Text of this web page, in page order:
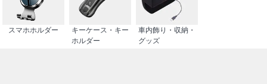
スマホホルダー
キーケース・キー
ホルダー
車内飾り・収納・
グッズ